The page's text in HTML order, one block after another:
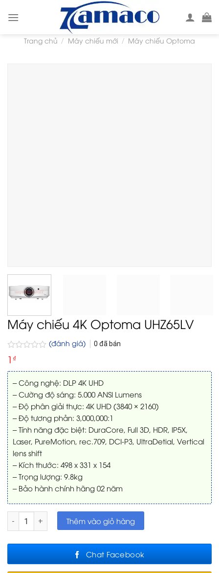
Trang chủ / Máy chiếu mới / Máy chiếu Optoma
Máy chiếu 4K Optoma UHZ65LV
Được
xếp
hạng
0
5
sao
(đánh giá) 0 đã bán
1 ₫
– Công nghệ: DLP 4K UHD
– Cường độ sáng: 5.000 ANSI Lumens
– Độ phân giải thực: 4K UHD (3840 × 2160)
– Độ tương phản: 3,000,000:1
– Tính năng đặc biệt: DuraCore, Full 3D, HDR, IP5X,
Laser, PureMotion, rec.709, DCI-P3, UltraDetial, Vertical
lens shift
– Kích thước: 498 x 331 x 154
– Trọng lượng: 9.8kg
– Bảo hành chính hãng 02 năm
Máy chiếu 4K Optoma UHZ65LV số lượng
Thêm vào giỏ hàng
Chat Facebook